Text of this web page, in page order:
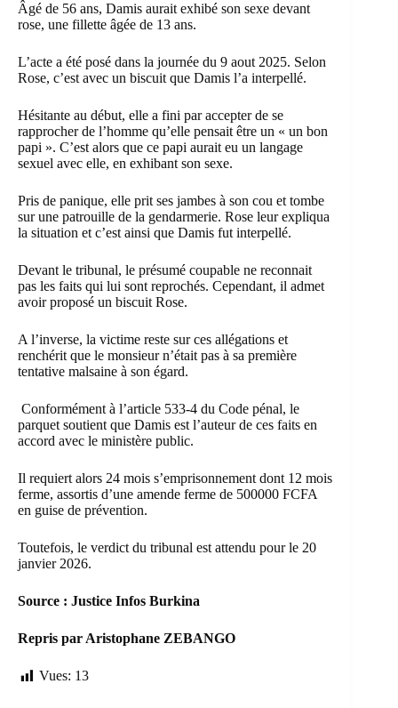
Âgé de 56 ans, Damis aurait exhibé son sexe devant
rose, une fillette âgée de 13 ans.
L’acte a été posé dans la journée du 9 aout 2025. Selon
Rose, c’est avec un biscuit que Damis l’a interpellé.
Hésitante au début, elle a fini par accepter de se
rapprocher de l’homme qu’elle pensait être un « un bon
papi ». C’est alors que ce papi aurait eu un langage
sexuel avec elle, en exhibant son sexe.
Pris de panique, elle prit ses jambes à son cou et tombe
sur une patrouille de la gendarmerie. Rose leur expliqua
la situation et c’est ainsi que Damis fut interpellé.
Devant le tribunal, le présumé coupable ne reconnait
pas les faits qui lui sont reprochés. Cependant, il admet
avoir proposé un biscuit Rose.
A l’inverse, la victime reste sur ces allégations et
renchérit que le monsieur n’était pas à sa première
tentative malsaine à son égard.
Conformément à l’article 533-4 du Code pénal, le
parquet soutient que Damis est l’auteur de ces faits en
accord avec le ministère public.
Il requiert alors 24 mois s’emprisonnement dont 12 mois
ferme, assortis d’une amende ferme de 500000 FCFA
en guise de prévention.
Toutefois, le verdict du tribunal est attendu pour le 20
janvier 2026.
Source : Justice Infos Burkina
Repris par Aristophane ZEBANGO
Vues: 13